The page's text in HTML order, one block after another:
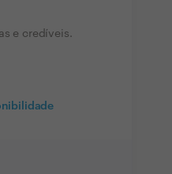
e credíveis.